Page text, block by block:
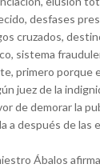
desfases
cruzados,
sistema
primero porque
juez de la
de demorar la
a después de las
Ábalos